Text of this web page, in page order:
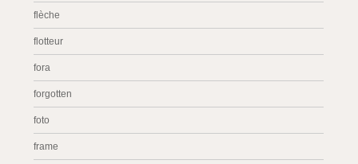
flèche
flotteur
fora
forgotten
foto
frame